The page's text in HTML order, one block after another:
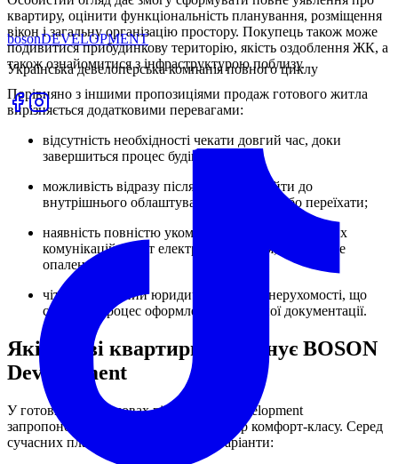
квартиру, оцінити функціональність планування, розміщення
вікон і загальну організацію простору. Покупець також може
подивитися прибудинкову територію, якість оздоблення ЖК, а
також ознайомитися з інфраструктурою поблизу.
Порівняно з іншими пропозиціями продаж готового житла
вирізняється додатковими перевагами:
відсутність необхідності чекати довгий час, доки
завершиться процес будівництва;
можливість відразу після купівлі перейти до
внутрішнього облаштування квартири або переїхати;
наявність повністю укомплектованих інженерних
комунікацій, як-от електропостачання, автономне
опалення тощо;
чітко визначений юридичний статус нерухомості, що
спрощує процес оформлення потрібної документації.
Які готові квартири пропонує BOSON
Development
У готових новобудовах від BOSON Development
запропоновано широкий вибір квартир комфорт-класу. Серед
сучасних планувань доступні такі варіанти:
bosonDEVELOPMENT
Українська девелоперська компанія повного циклу